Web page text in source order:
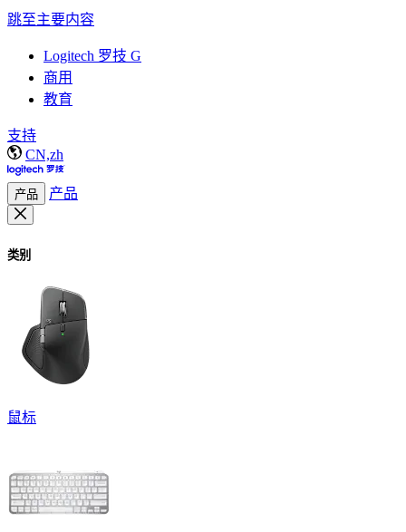
跳至主要内容
Logitech 罗技 G
商用
教育
支持
CN,zh
产品 产品
类别
鼠标